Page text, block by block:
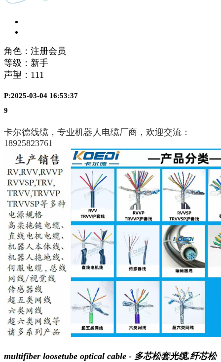
角色：注册会员
等级：新手
声望： 111
P:2025-03-04 16:53:37
9
卡尔德线缆，专业机器人电缆厂商，欢迎交流：
18925823761
multifiber loosetube optical cable - 多芯松套光缆,纤芯松